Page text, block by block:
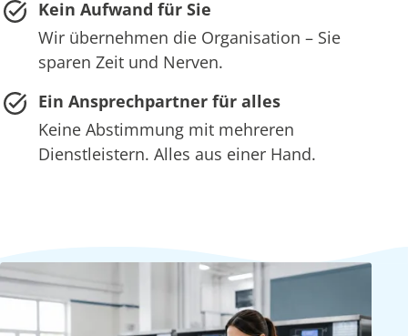
Kein Aufwand für Sie
Wir übernehmen die Organisation – Sie
sparen Zeit und Nerven.
Ein Ansprechpartner für alles
Keine Abstimmung mit mehreren
Dienstleistern. Alles aus einer Hand.